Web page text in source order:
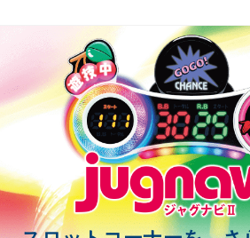
ホール様向け製品
アプリ・ゲーム
Kitac iD
スペシャルコンテンツ